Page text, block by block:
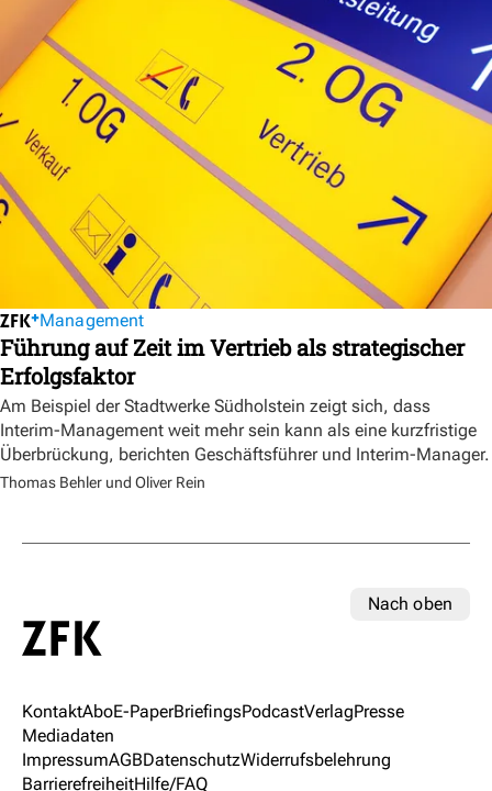
Management
Führung auf Zeit im Vertrieb als strategischer
Erfolgsfaktor
Am Beispiel der Stadtwerke Südholstein zeigt sich, dass
Interim-Management weit mehr sein kann als eine kurzfristige
Überbrückung, berichten Geschäftsführer und Interim-Manager.
Thomas Behler und Oliver Rein
Nach oben
KontaktAboE-PaperBriefingsPodcastVerlagPresse
Mediadaten
ImpressumAGBDatenschutzWiderrufsbelehrung
BarrierefreiheitHilfe/FAQ